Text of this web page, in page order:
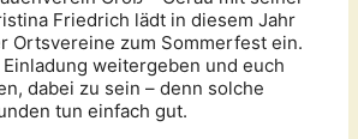
Friedrich lädt in diesem Jahr
Ortsvereine zum Sommerfest ein.
weitergeben und euch
dabei zu sein – denn solche
tun einfach gut.